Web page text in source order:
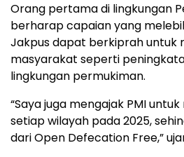
Orang pertama di lingkungan
berharap capaian yang
Jakpus dapat berkiprah untuk
masyarakat seperti
lingkungan permukiman.
“Saya juga mengajak PMI
setiap wilayah pada 2025,
dari Open Defecation Free,”